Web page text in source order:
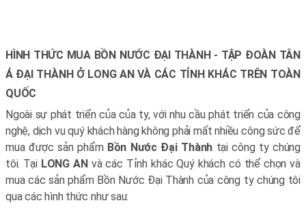
HÌNH THỨC MUA BỒN NƯỚC ĐẠI THÀNH - TẬP ĐOÀN TÂN
Á ĐẠI THÀNH Ở LONG AN VÀ CÁC TỈNH KHÁC TRÊN TOÀN
QUỐC
Ngoài sự phát triển của của ty, với nhu cầu phát triển của công
nghệ, dịch vụ quý khách hàng không phải mất nhiều công sức để
mua được sản phẩm Bồn Nước Đại Thành tại công ty chúng
tôi. Tại LONG ANvà các Tỉnh khác Quý khách có thể chọn và
mua các sản phẩm Bồn Nước Đại Thành của công ty chúng tôi
qua các hình thức như sau: